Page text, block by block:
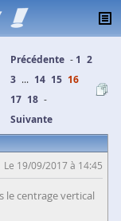
Précédente 1 2
3 ... 14 15 16
17 18
Suivante
Le 19/09/2017 à 14:45
le centrage vertical